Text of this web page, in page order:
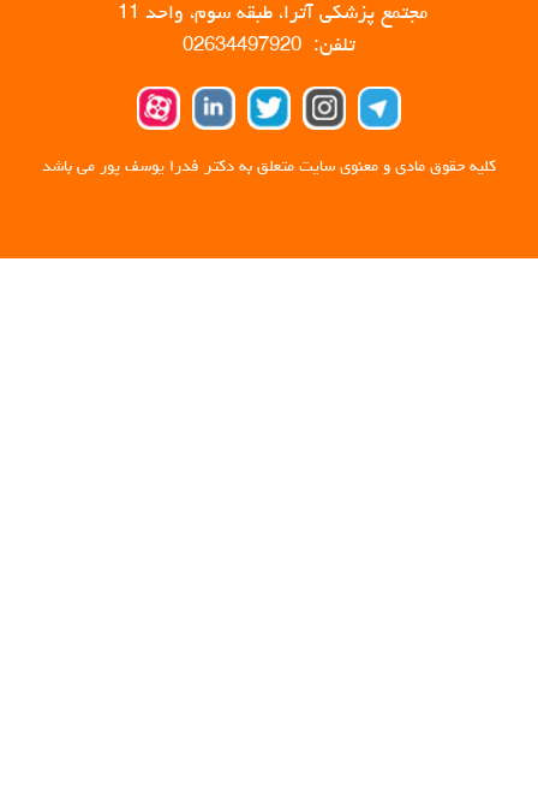
مجتمع پزشکی آترا، طبقه سوم، واحد 11
تلفن: 02634497920
کلیه حقوق مادی و معنوی سایت متعلق به دکتر فدرا یوسف پور می باشد